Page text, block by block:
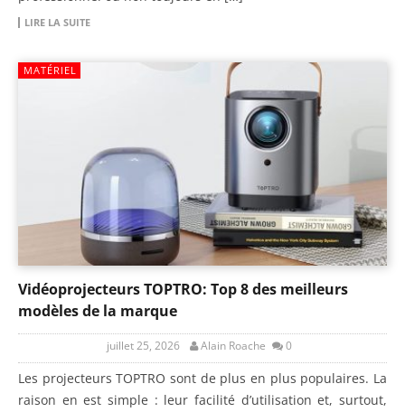
LIRE LA SUITE
MATÉRIEL
Vidéoprojecteurs TOPTRO: Top 8 des meilleurs
modèles de la marque
juillet 25, 2026 Alain Roache 0
Les projecteurs TOPTRO sont de plus en plus populaires. La
raison en est simple : leur facilité d’utilisation et, surtout,